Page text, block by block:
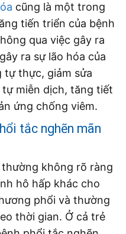
cũng là một trong
tiến triển của bệnh
qua việc gây ra
ra sự lão hóa của
tự thực, giảm sửa
miễn dịch, tăng tiết
ứng chống viêm.
tắc nghẽn mãn
không rõ ràng
hô hấp khác cho
phổi và thường
thời gian. Ở cả trẻ